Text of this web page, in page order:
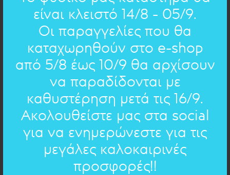
Μοναδικά Χριστουγεννιάτικα Στολίδια
"Σ'αυτό το σπίτι πού ρθαμε τα ράφια είν' ασημένια
του χρόνου σαν και σήμερα νά'ναι μαλαματένια!"
Οξειδωμένος Μπρούντζος
ΠΟΣΟΤΗΤΑ
ΠΡΟΣΘΗΚΗ
είναι κλειστό 14/8 - 05/9.
Οι παραγγελίες που θα
καταχωρηθούν στο e-shop
από 5/8 έως 10/9 θα αρχίσουν
να παραδίδονται με
καθυστέρηση μετά τις 16/9.
Ακολουθείστε μας στα social
για να ενημερώνεστε για τις
μεγάλες καλοκαιρινές
προσφορές!!